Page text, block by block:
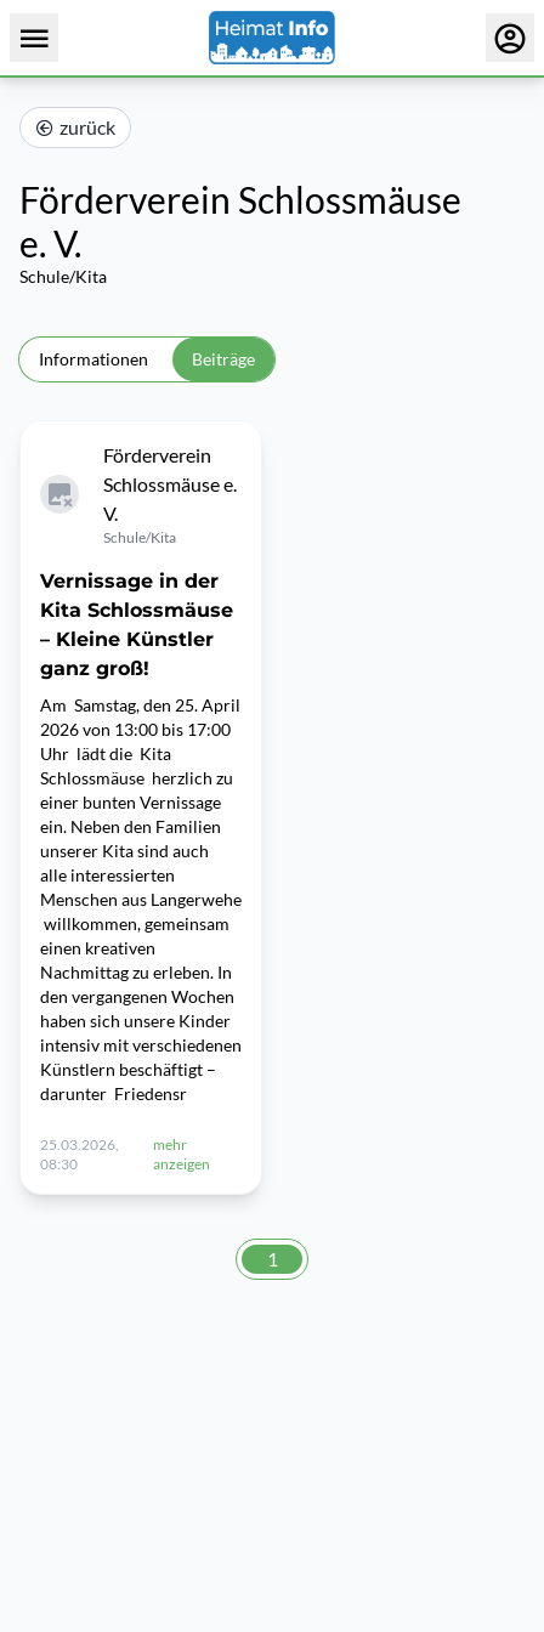
zurück
Förderverein Schlossmäuse
e. V.
Schule/Kita
Informationen Beiträge
Förderverein
Schlossmäuse e.
V.
Schule/Kita
Vernissage in der
Kita Schlossmäuse
– Kleine Künstler
ganz groß!
Am Samstag, den 25. April
2026 von 13:00 bis 17:00
Uhr lädt die Kita
Schlossmäuse herzlich zu
einer bunten Vernissage
ein. Neben den Familien
unserer Kita sind auch
alle interessierten
Menschen aus Langerwehe
willkommen, gemeinsam
einen kreativen
Nachmittag zu erleben. In
den vergangenen Wochen
haben sich unsere Kinder
intensiv mit verschiedenen
Künstlern beschäftigt –
darunter Friedensr
25.03.2026,
08:30
mehr
anzeigen
1